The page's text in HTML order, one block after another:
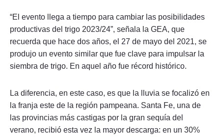
“El evento llega a tiempo para cambiar las posibilidades
productivas del trigo 2023/24”, señala la GEA, que
recuerda que hace dos años, el 27 de mayo del 2021, se
produjo un evento similar que fue clave para impulsar la
siembra de trigo. En aquel año fue récord histórico.
La diferencia, en este caso, es que la lluvia se focalizó en
la franja este de la región pampeana. Santa Fe, una de
las provincias más castigas por la gran sequía del
verano, recibió esta vez la mayor descarga: en un 30%